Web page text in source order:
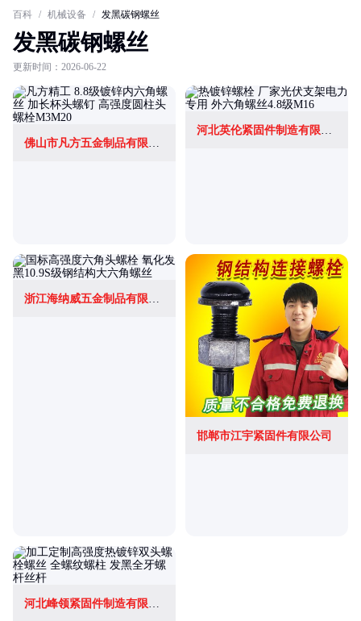
百科 / 机械设备 / 发黑碳钢螺丝
发黑碳钢螺丝
更新时间：2026-06-22
佛山市凡方五金制品有限公司
河北英伦紧固件制造有限公司
邯郸市江宇紧固件有限公司
河北峰领紧固件制造有限公司